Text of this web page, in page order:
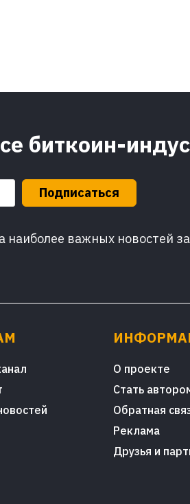
биткоин-
Подписаться
важных новостей
О проекте
Стать
Обратная
Реклама
Друзья и